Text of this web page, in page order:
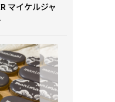
マイケルジャ